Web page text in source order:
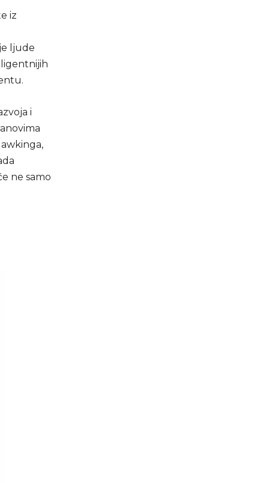
iz
ljude
i
ne samo